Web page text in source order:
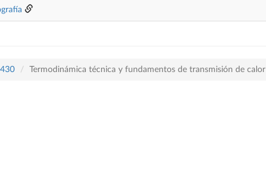
Termodinámica técnica y fundamentos de transmisión de calor